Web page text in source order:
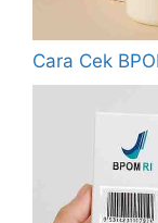
Cara Cek